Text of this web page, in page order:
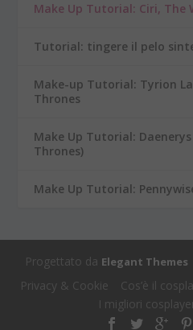
Make Up Tutorial: Ciri, The
Tutorial: tingere il pelo
Make-up Tutorial: Tyrion
Thrones
Make Up Tutorial:
Thrones)
Make Up Tutorial:
Progettato da Elegant Themes
Privacy & Cookie Cos’è il
I migliori